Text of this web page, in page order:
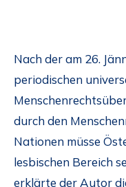
Nach der am 26.
periodischen
durch den
Nationen müsse
lesbischen Bereich
erklärte der Autor